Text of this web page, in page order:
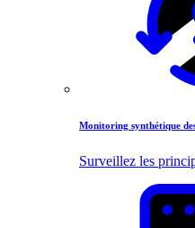
Monitoring synthétique
Surveillez les